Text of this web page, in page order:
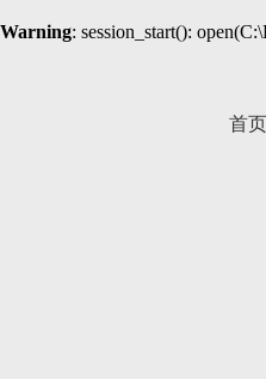
Warning: session_start():
首页